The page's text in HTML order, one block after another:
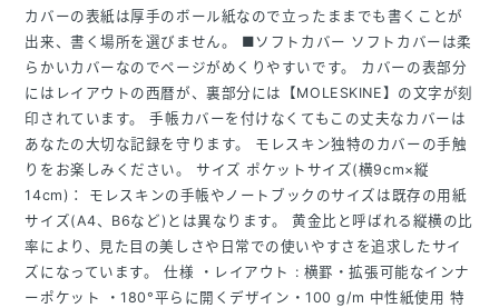
カバーの表紙は厚手のボール紙なので立ったままでも書くことが
出来、書く場所を選びません。 ■ソフトカバー ソフトカバーは柔
らかいカバーなのでページがめくりやすいです。 カバーの表部分
にはレイアウトの西暦が、裏部分には【MOLESKINE】の文字が刻
印されています。 手帳カバーを付けなくてもこの丈夫なカバーは
あなたの大切な記録を守ります。 モレスキン独特のカバーの手触
りをお楽しみください。 サイズ ポケットサイズ(横9cm×縦
14cm)： モレスキンの手帳やノートブックのサイズは既存の用紙
サイズ(A4、B6など)とは異なります。 黄金比と呼ばれる縦横の比
率により、見た目の美しさや日常での使いやすさを追求したサイ
ズになっています。 仕様 ・レイアウト : 横罫・拡張可能なインナ
ーポケット ・180°平らに開くデザイン・100 g/m 中性紙使用 特